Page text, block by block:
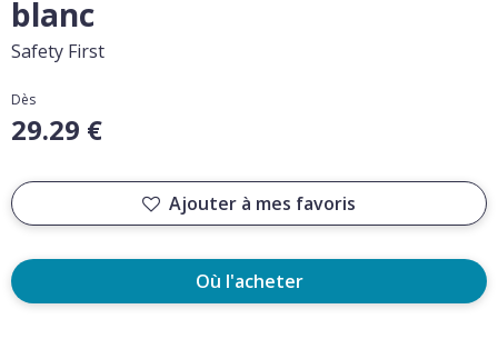
blanc
Safety First
Dès
29.29 €
Ajouter à mes favoris
Où l'acheter